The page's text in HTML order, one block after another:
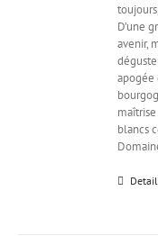
D’une
avenir,
apogée
blancs